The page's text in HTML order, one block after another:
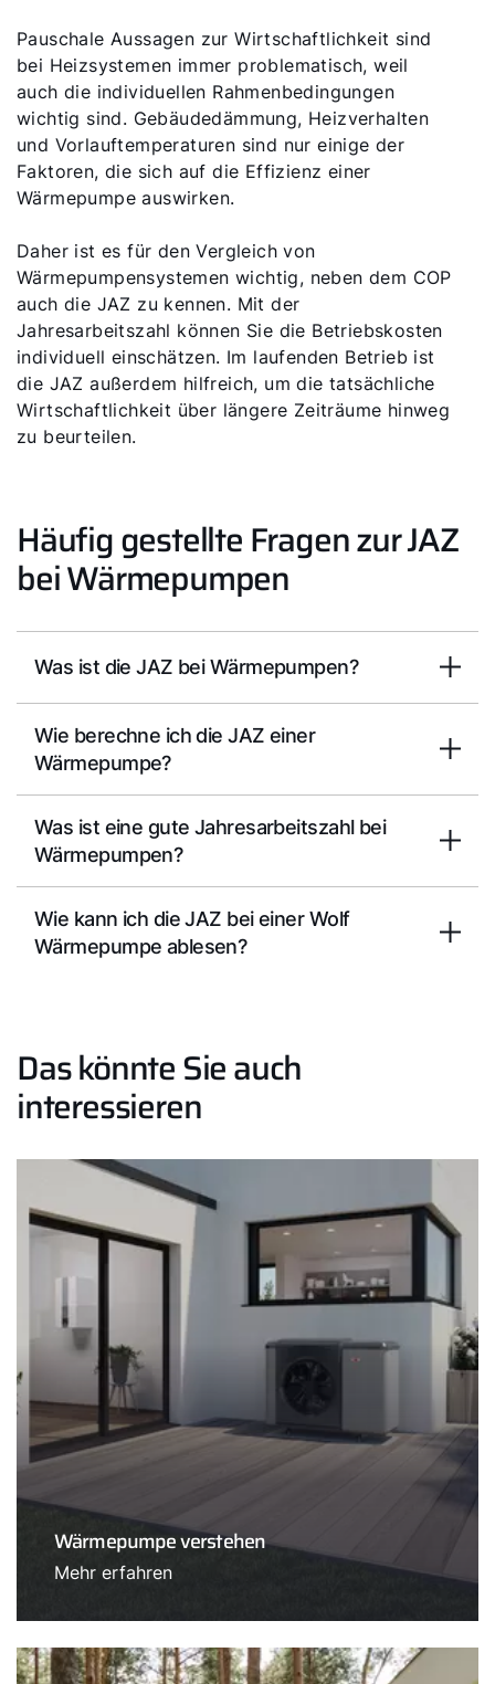
Pauschale Aussagen zur Wirtschaftlichkeit sind
bei Heizsystemen immer problematisch, weil
auch die individuellen Rahmenbedingungen
wichtig sind. Gebäudedämmung, Heizverhalten
und Vorlauftemperaturen sind nur einige der
Faktoren, die sich auf die Effizienz einer
Wärmepumpe auswirken.
Daher ist es für den Vergleich von
Wärmepumpensystemen wichtig, neben dem COP
auch die JAZ zu kennen. Mit der
Jahresarbeitszahl können Sie die Betriebskosten
individuell einschätzen. Im laufenden Betrieb ist
die JAZ außerdem hilfreich, um die tatsächliche
Wirtschaftlichkeit über längere Zeiträume hinweg
zu beurteilen.
Häufig gestellte Fragen zur JAZ
bei Wärmepumpen
Was ist die JAZ bei Wärmepumpen?
Wie berechne ich die JAZ einer
Wärmepumpe?
Was ist eine gute Jahresarbeitszahl bei
Wärmepumpen?
Wie kann ich die JAZ bei einer Wolf
Wärmepumpe ablesen?
Das könnte Sie auch
interessieren
Wärmepumpe verstehen
Mehr erfahren